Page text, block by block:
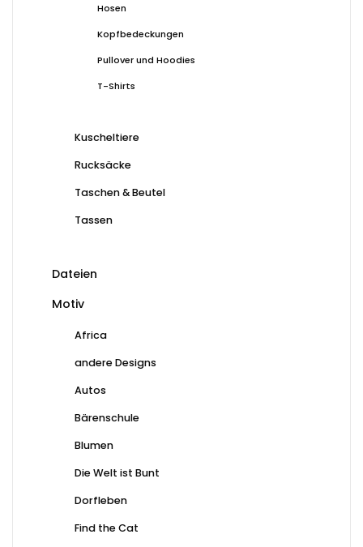
Hosen
Kopfbedeckungen
Pullover und Hoodies
T-Shirts
Kuscheltiere
Rucksäcke
Taschen & Beutel
Tassen
Dateien
Motiv
Africa
andere Designs
Autos
Bärenschule
Blumen
Die Welt ist Bunt
Dorfleben
Find the Cat